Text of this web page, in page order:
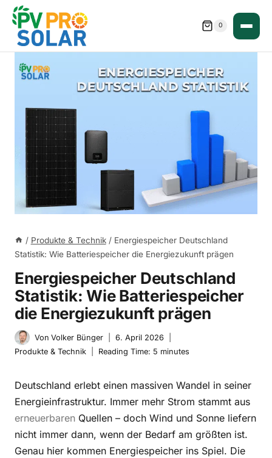
Zum
Inhalt
springen
0
/ Produkte & Technik / Energiespeicher Deutschland
Statistik: Wie Batteriespeicher die Energiezukunft prägen
Energiespeicher Deutschland
Statistik: Wie Batteriespeicher
die Energiezukunft prägen
Von Volker Bünger
6. April 2026
Produkte & Technik
Reading Time: 5 minutes
Deutschland erlebt einen massiven Wandel in seiner
Energieinfrastruktur. Immer mehr Strom stammt aus
erneuerbaren Quellen – doch Wind und Sonne liefern
nicht immer dann, wenn der Bedarf am größten ist.
Genau hier kommen Energiespeicher ins Spiel. Die